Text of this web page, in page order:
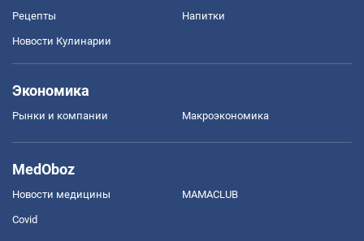
Рецепты Напитки
Новости Кулинарии
Экономика
Рынки и компании Mакроэкономика
MedOboz
Новости медицины MAMACLUB
Covid